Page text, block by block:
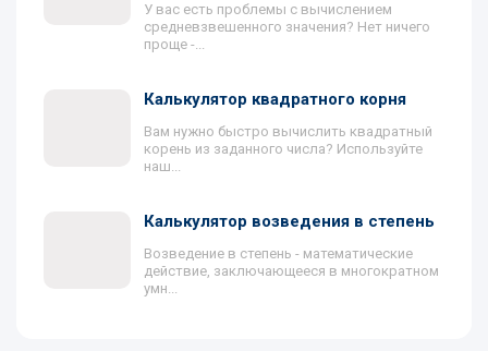
У вас есть проблемы с вычислением
средневзвешенного значения? Нет ничего
проще -...
Калькулятор квадратного корня
Вам нужно быстро вычислить квадратный
корень из заданного числа? Используйте
наш...
Калькулятор возведения в степень
Возведение в степень - математические
действие, заключающееся в многократном
умн...